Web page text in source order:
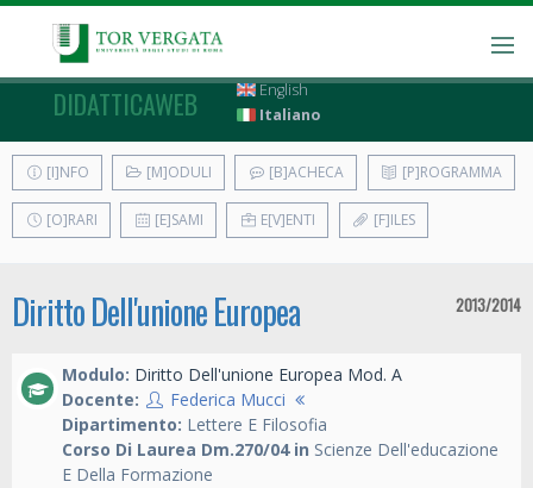
DIDATTICAWEB
English
Italiano
[I]NFO [M]ODULI [B]ACHECA [P]ROGRAMMA
[O]RARI [E]SAMI E[V]ENTI [F]ILES
Diritto Dell'unione Europea 2013/2014
Modulo: Diritto Dell'unione Europea Mod. A
Docente:
Federica Mucci
Dipartimento: Lettere E Filosofia
Corso Di Laurea Dm.270/04 in Scienze Dell'educazione
E Della Formazione